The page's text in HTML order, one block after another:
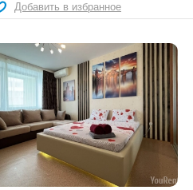
Добавить в избранное